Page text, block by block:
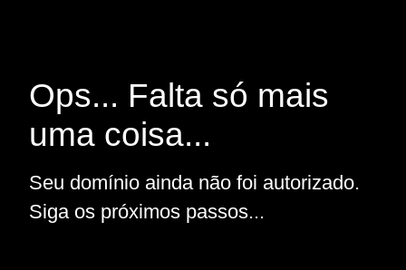
Ops... Falta só mais
uma coisa...
Seu domínio ainda não foi autorizado.
Siga os próximos passos...